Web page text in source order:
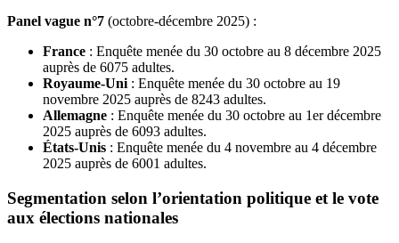
Panel vague n°7 (octobre-décembre 2025) :
France : Enquête menée du 30 octobre au 8 décembre 2025
auprès de 6075 adultes.
Royaume-Uni : Enquête menée du 30 octobre au 19
novembre 2025 auprès de 8243 adultes.
Allemagne : Enquête menée du 30 octobre au 1er décembre
2025 auprès de 6093 adultes.
États-Unis : Enquête menée du 4 novembre au 4 décembre
2025 auprès de 6001 adultes.
Segmentation selon l’orientation politique et le vote
aux élections nationales